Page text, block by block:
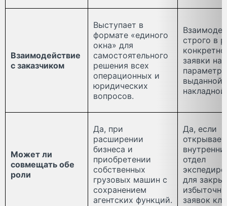
Взаимодействие
с заказчиком
Выступает в
формате «единого
окна» для
самостоятельного
решения всех
операционных и
юридических
вопросов.
строго в
заявки на
выданной
накладной.
Может ли
совмещать обе
роли
Да, при
расширении
бизнеса и
приобретении
собственных
грузовых машин с
сохранением
агентских функций.
Да, если
открывает
отдел
для
заявок